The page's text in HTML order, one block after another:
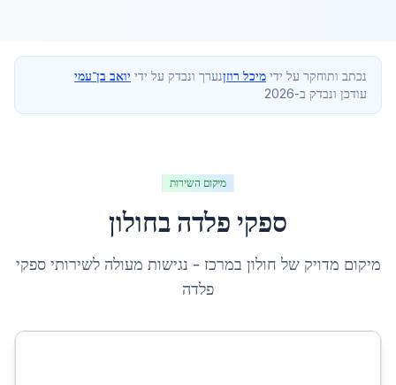
נכתב ותוחקר על ידי מיכל רוזןנערך ונבדק על ידי יואב בן־עמי
עודכן ונבדק ב-2026
מיקום השירות
ספקי פלדה בחולון
מיקום מדויק של חולון במרכז - נגישות מעולה לשירותיספקי
פלדה